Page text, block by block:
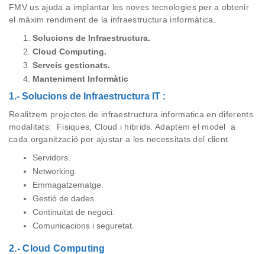
FMV us ajuda a implantar les noves tecnologies per a obtenir
el màxim rendiment de la infraestructura informàtica.
Solucions de Infraestructura.
Cloud Computing.
Serveis gestionats.
Manteniment Informàtic
1.- Solucions de Infraestructura IT :
Realitzem projectes de infraestructura informatica en diferents
modalitats: Fisiques, Cloud i hibrids. Adaptem el model a
cada organització per ajustar a les necessitats del client.
Servidors.
Networking.
Emmagatzematge.
Gestió de dades.
Continuïtat de negoci.
Comunicacions i seguretat.
2.- Cloud Computing